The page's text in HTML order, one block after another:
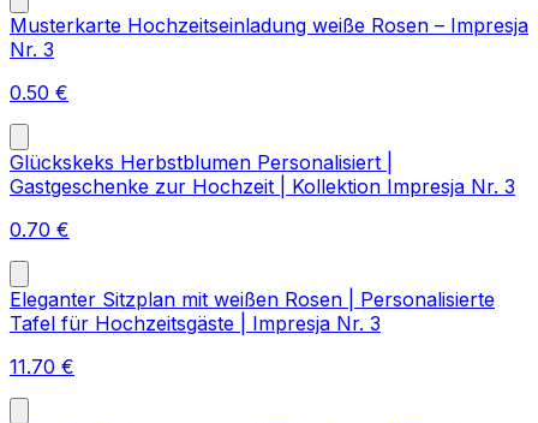
Musterkarte Hochzeitseinladung weiße Rosen – Impresja
Nr. 3
0.50 €
Glückskeks Herbstblumen Personalisiert |
Gastgeschenke zur Hochzeit | Kollektion Impresja Nr. 3
0.70 €
Eleganter Sitzplan mit weißen Rosen | Personalisierte
Tafel für Hochzeitsgäste | Impresja Nr. 3
11.70 €